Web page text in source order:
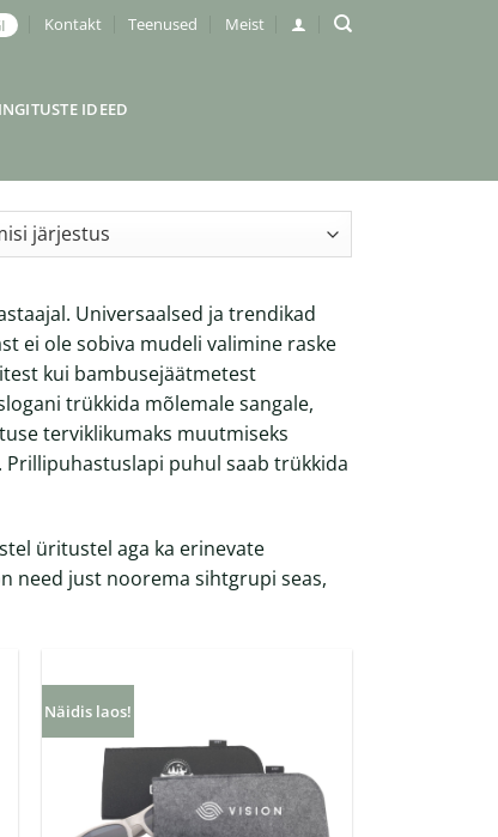
Kontakt Teenused Meist
IDEED
Universaalsed ja trendikad
ei ole sobiva mudeli valimine raske
kui bambusejäätmetest
trükkida mõlemale sangale,
terviklikumaks muutmiseks
Prillipuhastuslapi puhul saab trükkida
üritustel aga ka erinevate
need just noorema sihtgrupi seas,
Näidis laos!